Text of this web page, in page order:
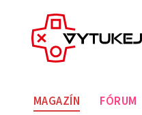
MAGAZÍN FÓRUM